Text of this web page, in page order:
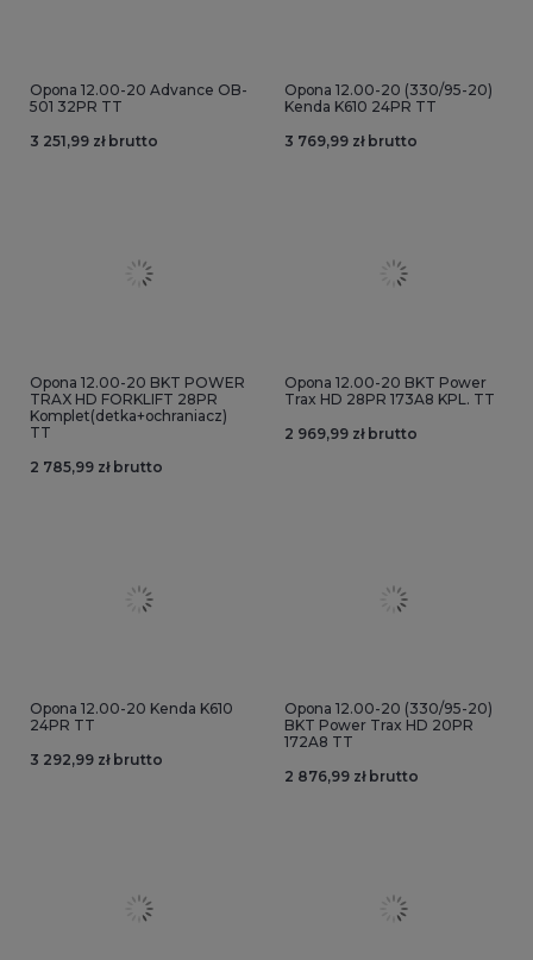
Opona 12.00-20 Advance OB-
501 32PR TT
3 251,99 zł brutto
Opona 12.00-20 (330/95-20)
Kenda K610 24PR TT
3 769,99 zł brutto
Opona 12.00-20 BKT POWER
TRAX HD FORKLIFT 28PR
Komplet(detka+ochraniacz)
TT
2 785,99 zł brutto
Opona 12.00-20 BKT Power
Trax HD 28PR 173A8 KPL. TT
2 969,99 zł brutto
Opona 12.00-20 Kenda K610
24PR TT
3 292,99 zł brutto
Opona 12.00-20 (330/95-20)
BKT Power Trax HD 20PR
172A8 TT
2 876,99 zł brutto